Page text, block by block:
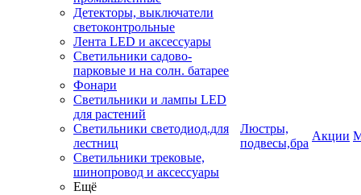
Детекторы, выключатели
светоконтрольные
Лента LED и аксессуары
Светильники садово-
парковые и на солн. батарее
Фонари
Светильники и лампы LED
для растений
Светильники светодиод.для
лестниц
Светильники трековые,
шинопровод и аксессуары
Ещё
Люстры,
подвесы,бра
Акции